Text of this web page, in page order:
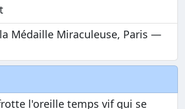
Médaille Miraculeuse, Paris —
l'oreille temps vif qui se